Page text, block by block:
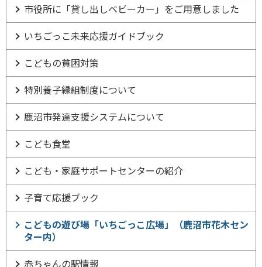
市役所に「貸し出しベビーカー」をご用意しました
いちごっこ未来応援ガイドブック
こどもの貧困対策
特別養子縁組制度について
鹿沼市発達支援システムについて
こども食堂
こども・家庭サポートセンターの紹介
子育て応援ブック
こどもの遊び場「いちごっこ広場」（鹿沼市花木セン
ター内）
赤ちゃんの駅情報